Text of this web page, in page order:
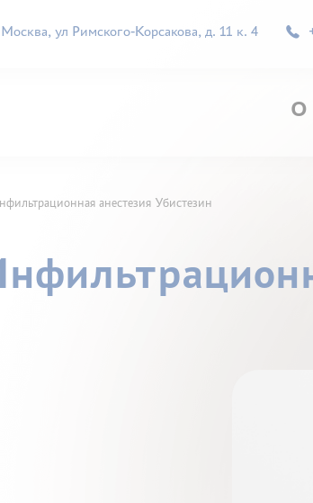
Москва, ул Римского-Корсакова, д. 11 к. 4
О
анестезия Убистезин